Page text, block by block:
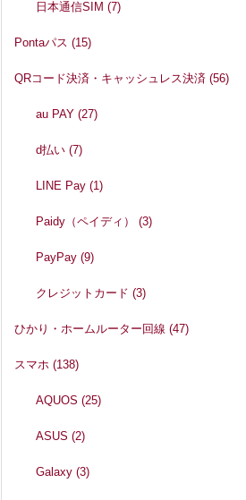
日本通信SIM(7)
Pontaパス (15)
QRコード決済・キャッシュレス決済 (56)
au PAY(27)
d払い(7)
LINE Pay(1)
Paidy（ペイディ）(3)
PayPay(9)
クレジットカード(3)
ひかり・ホームルーター回線 (47)
スマホ (138)
AQUOS(25)
ASUS(2)
Galaxy(3)